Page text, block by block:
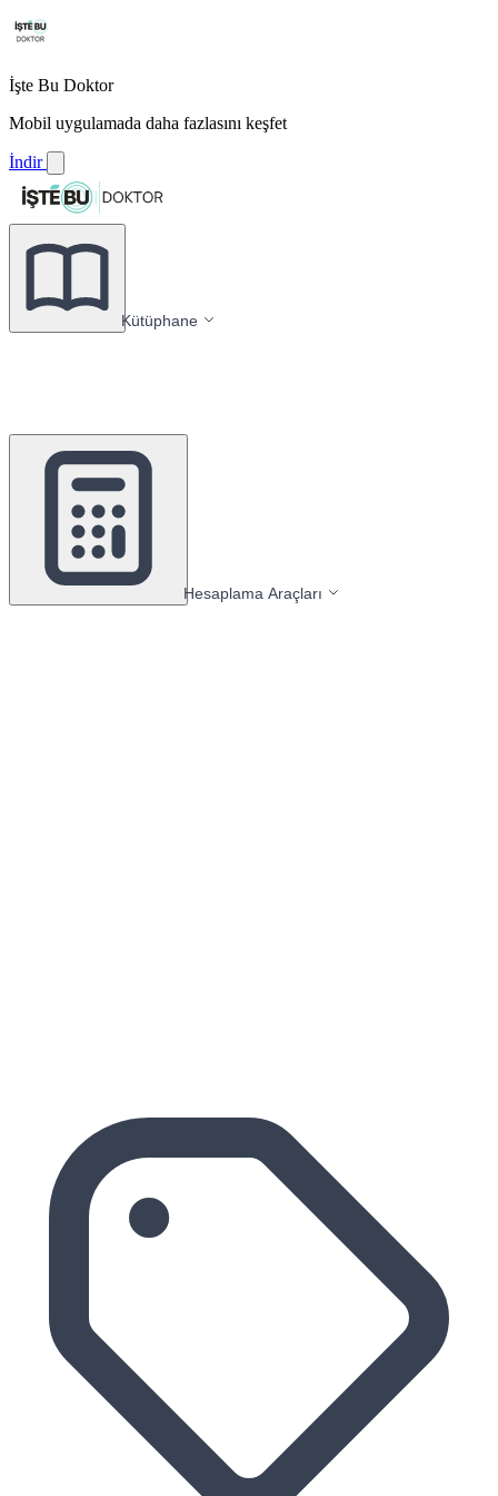
İşte Bu Doktor
Mobil uygulamada daha fazlasını keşfet
İndir
Kütüphane
Hesaplama Araçları